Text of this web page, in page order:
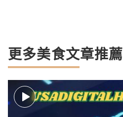
更多美食文章推薦